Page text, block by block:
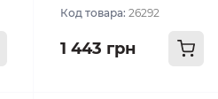
Код товара: 26292
1 443 грн